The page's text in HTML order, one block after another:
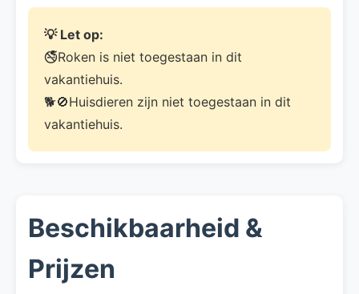
💡 Let op:
🚭Roken is niet toegestaan in dit
vakantiehuis.
🐕🚫Huisdieren zijn niet toegestaan in dit
vakantiehuis.
Beschikbaarheid &
Prijzen